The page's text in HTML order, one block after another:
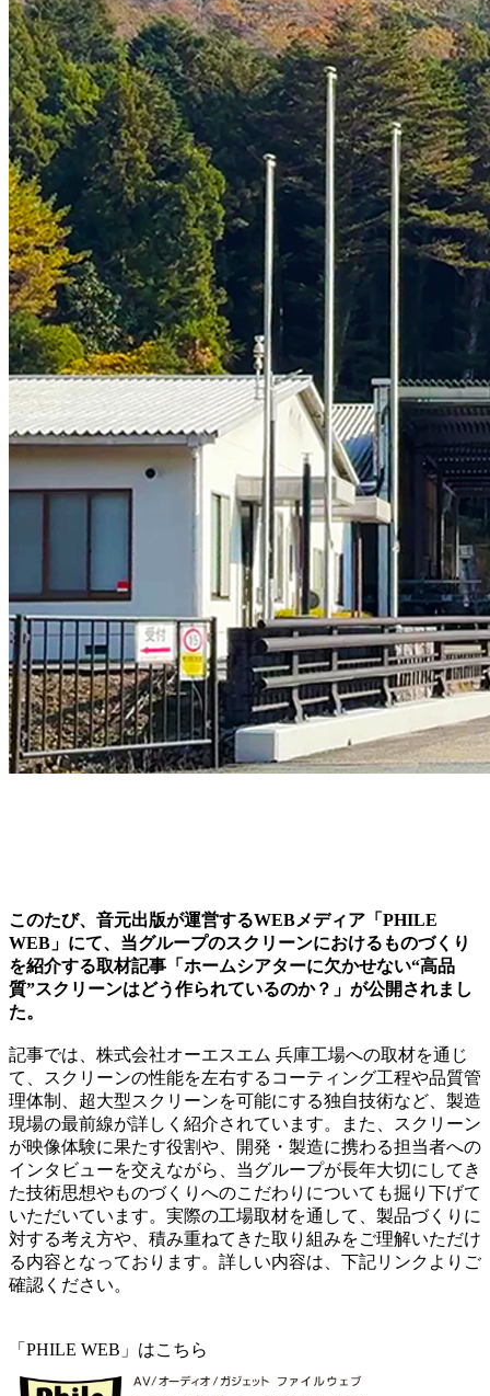
このたび、音元出版が運営するWEBメディア「PHILE
WEB」にて、当グループのスクリーンにおけるものづくり
を紹介する取材記事「ホームシアターに欠かせない“高品
質”スクリーンはどう作られているのか？」が公開されまし
た。
記事では、株式会社オーエスエム 兵庫工場への取材を通じ
て、スクリーンの性能を左右するコーティング工程や品質管
理体制、超大型スクリーンを可能にする独自技術など、製造
現場の最前線が詳しく紹介されています。また、スクリーン
が映像体験に果たす役割や、開発・製造に携わる担当者への
インタビューを交えながら、当グループが長年大切にしてき
た技術思想やものづくりへのこだわりについても掘り下げて
いただいています。実際の工場取材を通して、製品づくりに
対する考え方や、積み重ねてきた取り組みをご理解いただけ
る内容となっております。詳しい内容は、下記リンクよりご
確認ください。
「PHILE WEB」はこちら